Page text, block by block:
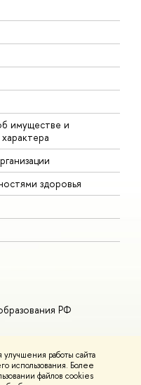
работы сайта
использования. Более
файлов cookies
имуществе и
здоровья
РФ